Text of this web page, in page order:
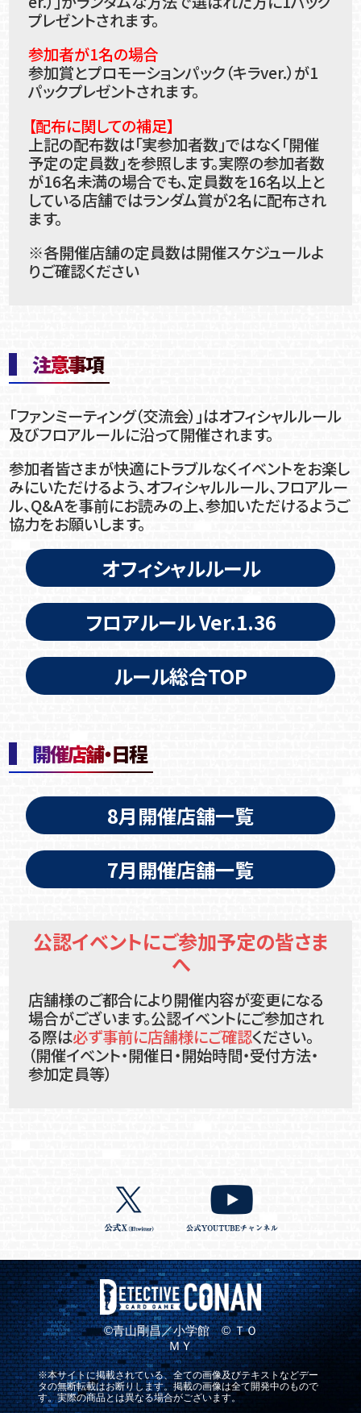
プレゼントされます。
参加者が1名の場合
参加賞とプロモーションパック（キラver.）が1
パックプレゼントされます。
【配布に関しての補足】
上記の配布数は「実参加者数」ではなく「開催
予定の定員数」を参照します。実際の参加者数
が16名未満の場合でも、定員数を16名以上と
している店舗ではランダム賞が2名に配布され
ます。
※各開催店舗の定員数は開催スケジュールよ
りご確認ください
注意事項
「ファンミーティング（交流会）」はオフィシャルルール
及びフロアルールに沿って開催されます。
参加者皆さまが快適にトラブルなくイベントをお楽し
みにいただけるよう、オフィシャルルール、フロアルー
ル、Q&Aを事前にお読みの上、参加いただけるようご
協力をお願いします。
オフィシャルルール
フロアルール Ver.1.36
ルール総合TOP
開催店舗・日程
8月開催店舗一覧
7月開催店舗一覧
公認イベントにご参加予定の皆さま
へ
店舗様のご都合により開催内容が変更になる
場合がございます。公認イベントにご参加され
る際は必ず事前に店舗様にご確認ください。
（開催イベント・開催日・開始時間・受付方法・
参加定員等）
©青山剛昌／小学館 © ＴＯ
ＭＹ
※本サイトに掲載されている、全ての画像及びテキストなどデー
タの無断転載はお断りします。掲載の画像は全て開発中のもので
す。実際の商品とは異なる場合がございます。